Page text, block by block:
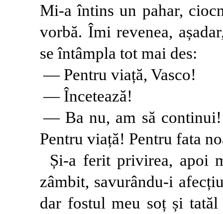
Mi-a întins un pahar,
vorbă. Îmi revenea,
se întâmpla tot mai des:
— Pentru viață, Vasco!
— Încetează!
— Ba nu, am să continui!
Pentru viață! Pentru fata
Și-a ferit privirea, apoi
zâmbit, savurându-i
dar fostul meu soț și